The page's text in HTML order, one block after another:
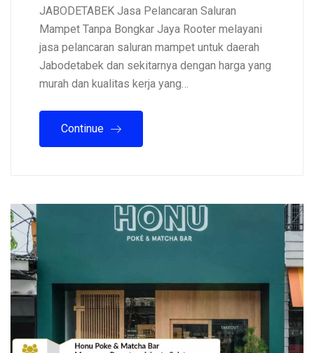
JABODETABEK Jasa Pelancaran Saluran
Mampet Tanpa Bongkar Jaya Rooter melayani
jasa pelancaran saluran mampet untuk daerah
Jabodetabek dan sekitarnya dengan harga yang
murah dan kualitas kerja yang…
Continue